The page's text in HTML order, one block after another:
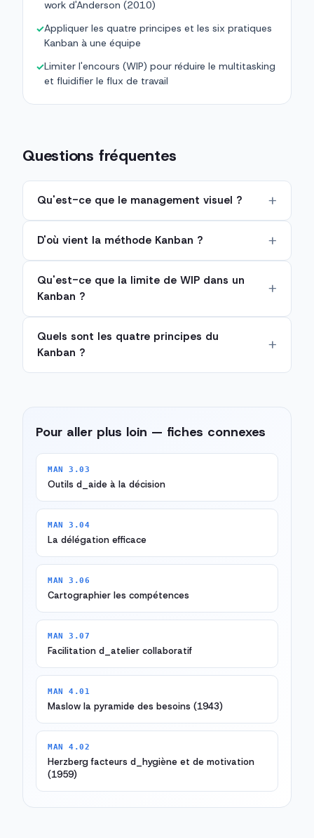
work d'Anderson (2010)
✓Appliquer les quatre principes et les six pratiques
Kanban à une équipe
✓Limiter l'encours (WIP) pour réduire le multitasking
et fluidifier le flux de travail
Questions fréquentes
Qu'est-ce que le management visuel ?
D'où vient la méthode Kanban ?
Qu'est-ce que la limite de WIP dans un
Kanban ?
Quels sont les quatre principes du
Kanban ?
Pour aller plus loin — fiches connexes
MAN 3.03
Outils d_aide à la décision
MAN 3.04
La délégation efficace
MAN 3.06
Cartographier les compétences
MAN 3.07
Facilitation d_atelier collaboratif
MAN 4.01
Maslow la pyramide des besoins (1943)
MAN 4.02
Herzberg facteurs d_hygiène et de motivation
(1959)